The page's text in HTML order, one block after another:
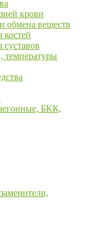
крови
обмена веществ
костей
суставов
температуры
БКК,